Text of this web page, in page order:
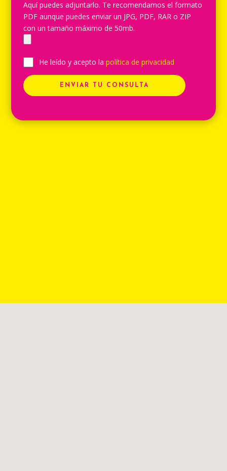
Aquí puedes adjuntarlo. Te recomendamos el formato
PDF aunque puedes enviar un JPG, PDF, RAR o ZIP
con un tamaño máximo de 50mb.
He leído y acepto lapolítica de privacidad